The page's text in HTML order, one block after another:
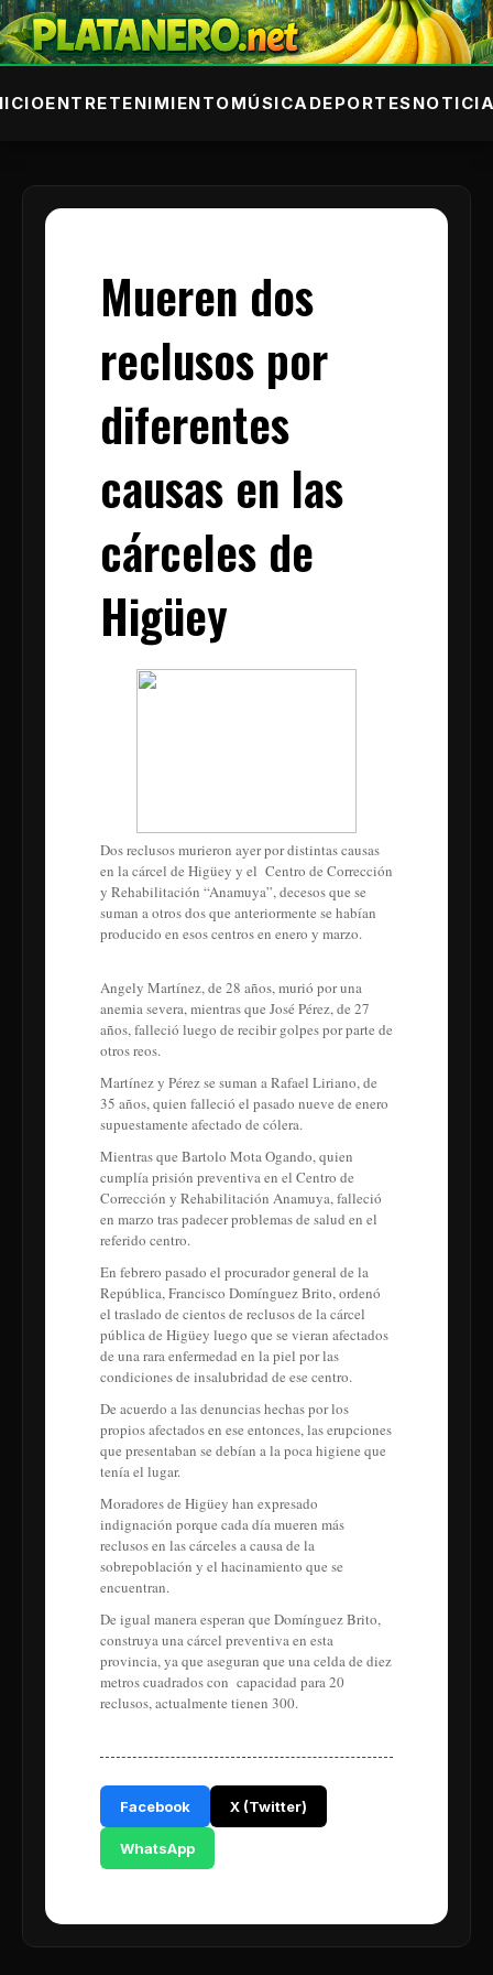
ENTRETENIMIENTOMÚSICADEPORTES
Mueren dos
reclusos por
diferentes
causas en las
cárceles de
Higüey
Dos reclusos murieron ayer por distintas causas
en la cárcel de Higüey y el Centro de Corrección
y Rehabilitación “Anamuya”, decesos que se
suman a otros dos que anteriormente se habían
producido en esos centros en enero y marzo.
Angely Martínez, de 28 años, murió por una
anemia severa, mientras que José Pérez, de 27
años, falleció luego de recibir golpes por parte de
otros reos.
Martínez y Pérez se suman a Rafael Liriano, de
35 años, quien falleció el pasado nueve de enero
supuestamente afectado de cólera.
Mientras que Bartolo Mota Ogando, quien
cumplía prisión preventiva en el Centro de
Corrección y Rehabilitación Anamuya, falleció
en marzo tras padecer problemas de salud en el
referido centro.
En febrero pasado el procurador general de la
República, Francisco Domínguez Brito, ordenó
el traslado de cientos de reclusos de la cárcel
pública de Higüey luego que se vieran afectados
de una rara enfermedad en la piel por las
condiciones de insalubridad de ese centro.
De acuerdo a las denuncias hechas por los
propios afectados en ese entonces, las erupciones
que presentaban se debían a la poca higiene que
tenía el lugar.
Moradores de Higüey han expresado
indignación porque cada día mueren más
reclusos en las cárceles a causa de la
sobrepoblación y el hacinamiento que se
encuentran.
De igual manera esperan que Domínguez Brito,
construya una cárcel preventiva en esta
provincia, ya que aseguran que una celda de diez
metros cuadrados con capacidad para 20
reclusos, actualmente tienen 300.
Facebook X (Twitter)
WhatsApp